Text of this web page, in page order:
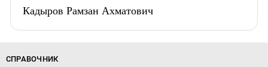
Кадыров Рамзан Ахматович
СПРАВОЧНИК